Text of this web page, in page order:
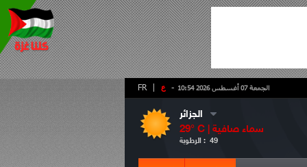
- ع FR الجمعة 07 أغسطس 2026 10:54
الجزائر
29° C | سماء صافية
الرطوبة : 49